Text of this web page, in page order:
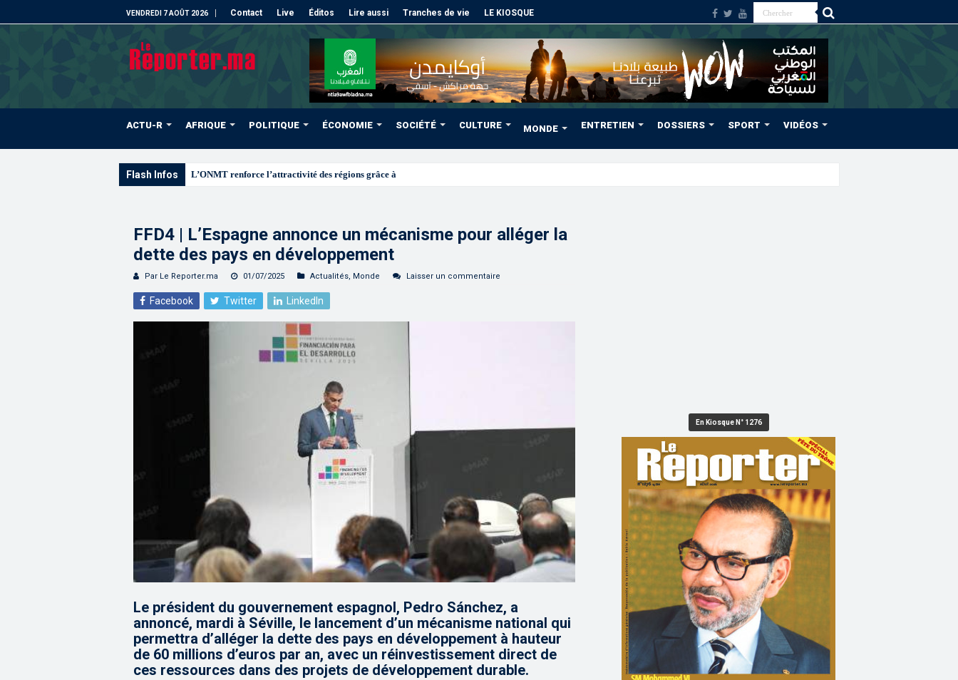
VENDREDI 7 AOÛT 2026 Contact Live Éditos Lire aussi Tranches de vie LE KIOSQUE
ACTU-R AFRIQUE POLITIQUE ÉCONOMIE SOCIÉTÉ CULTURE MONDE ENTRETIEN DOSSIERS SPORT VIDÉOS
Flash Infos L’ONMT renforce l’attractivité des régions grâce à une connectivité aérienne historique de Rya
FFD4 | L’Espagne annonce un mécanisme pour alléger la
dette des pays en développement
Par Le Reporter.ma 01/07/2025 Actualités, Monde Laisser un commentaire
Facebook Twitter LinkedIn
Le président du gouvernement espagnol, Pedro Sánchez, a
annoncé, mardi à Séville, le lancement d’un mécanisme national qui
permettra d’alléger la dette des pays en développement à hauteur
de 60 millions d’euros par an, avec un réinvestissement direct de
ces ressources dans des projets de développement durable.
En Kiosque N° 1276